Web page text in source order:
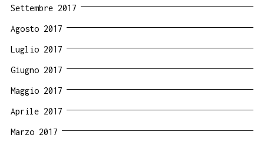
Settembre 2017
Agosto 2017
Luglio 2017
Giugno 2017
Maggio 2017
Aprile 2017
Marzo 2017